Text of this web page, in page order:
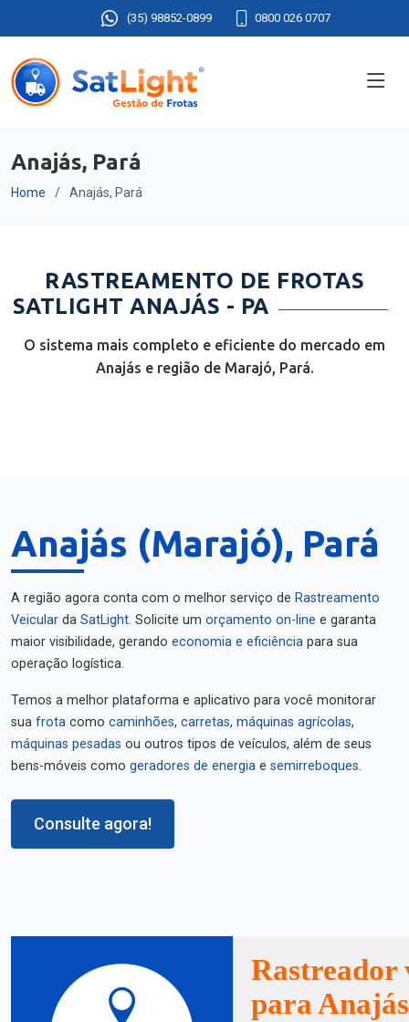
(35) 98852-0899 0800 026 0707
Anajás, Pará
Home Anajás, Pará
RASTREAMENTO DE FROTAS
SATLIGHT ANAJÁS - PA
O sistema mais completo e eficiente do mercado em
Anajás e região de Marajó, Pará.
Anajás (Marajó), Pará
A região agora conta com o melhor serviço de Rastreamento
Veicular da SatLight. Solicite um orçamento on-line e garanta
maior visibilidade, gerando economia e eficiência para sua
operação logística.
Temos a melhor plataforma e aplicativo para você monitorar
sua frota como caminhões, carretas, máquinas agrícolas,
máquinas pesadas ou outros tipos de veículos, além de seus
bens-móveis como geradores de energia e semirreboques.
Consulte agora!
Rastreador
para Anajás